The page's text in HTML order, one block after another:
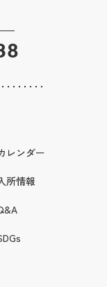
レンダー
所情報